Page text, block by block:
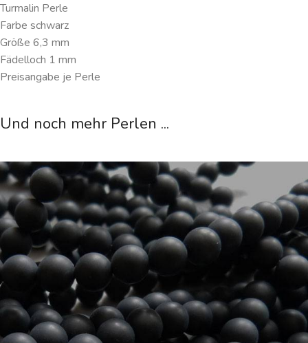
Turmalin Perle
Farbe schwarz
Größe 6,3 mm
Fädelloch 1 mm
Preisangabe je Perle
Und noch mehr Perlen ...